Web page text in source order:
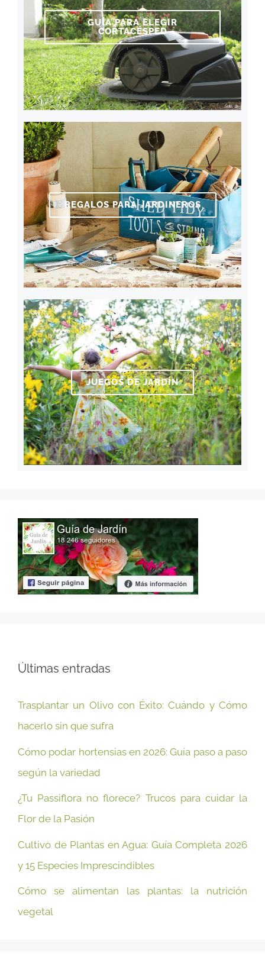
GUÍA PARA ELEGIR
CORTACÉSPED
REGALOS PARA JARDINEROS
JUEGOS DE JARDÍN
Últimas entradas
Trasplantar un Olivo con Éxito: Cuándo y Cómo
hacerlo sin que sufra
Cómo podar hortensias en 2026: Guía paso a paso
según la variedad
¿Tu Passiflora no florece? Trucos para cuidar la
Flor de la Pasión
Cultivo de Plantas en Agua: Guía Completa 2026
y 15 Especies Imprescindibles
Cómo se alimentan las plantas: la nutrición
vegetal